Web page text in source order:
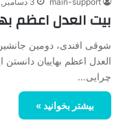
بیت العدل اعظم
شوقی افندی، دومین
العدل اعظم بهاییان
چرایی…
بیشتر بخوانید »